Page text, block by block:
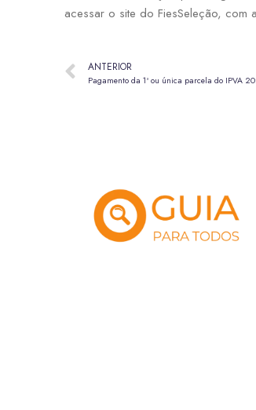
acessar o site do FiesSeleção, com
ANTERIOR
Pagamento da 1ª ou única parcela do IPVA